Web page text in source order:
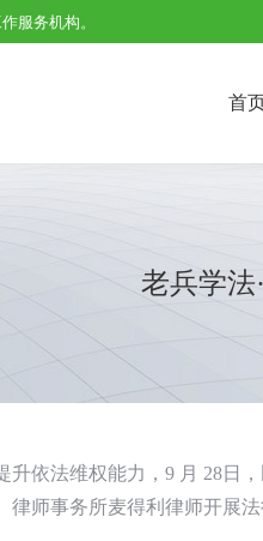
服务机构。
首
老兵学
升依法维权能力，9 月 28日
师事务所麦得利律师开展